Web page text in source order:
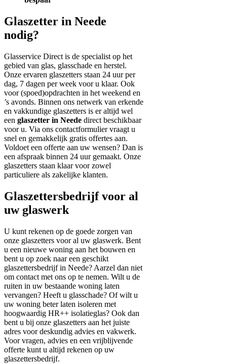
Glaszetter in Neede
nodig?
Glasservice Direct is de specialist op het
gebied van glas, glasschade en herstel.
Onze ervaren glaszetters staan 24 uur per
dag, 7 dagen per week voor u klaar. Ook
voor (spoed)opdrachten in het weekend en
’s avonds. Binnen ons netwerk van erkende
en vakkundige glaszetters is er altijd wel
een glaszetter in Neede direct beschikbaar
voor u. Via ons contactformulier vraagt u
snel en gemakkelijk gratis offertes aan.
Voldoet een offerte aan uw wensen? Dan is
een afspraak binnen 24 uur gemaakt. Onze
glaszetters staan klaar voor zowel
particuliere als zakelijke klanten.
Glaszettersbedrijf voor al
uw glaswerk
U kunt rekenen op de goede zorgen van
onze glaszetters voor al uw glaswerk. Bent
u een nieuwe woning aan het bouwen en
bent u op zoek naar een geschikt
glaszettersbedrijf in Neede? Aarzel dan niet
om contact met ons op te nemen. Wilt u de
ruiten in uw bestaande woning laten
vervangen? Heeft u glasschade? Of wilt u
uw woning beter laten isoleren met
hoogwaardig HR++ isolatieglas? Ook dan
bent u bij onze glaszetters aan het juiste
adres voor deskundig advies en vakwerk.
Voor vragen, advies en een vrijblijvende
offerte kunt u altijd rekenen op uw
glaszettersbedrijf.